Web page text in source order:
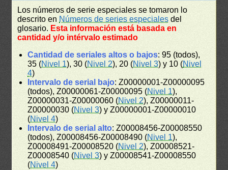
Los números de serie especiales se tomaron lo
descrito en Números de series especiales del
glosario. Esta información está basada en
cantidad y/o intérvalo estimado
Cantidad de seriales altos o bajos: 95 (todos),
35 (Nivel 1), 30 (Nivel 2), 20 (Nivel 3) y 10 (Nivel
4)
Intervalo de serial bajo: Z00000001-Z00000095
(todos), Z00000061-Z00000095 (Nivel 1),
Z00000031-Z00000060 (Nivel 2), Z00000011-
Z00000030 (Nivel 3) y Z00000001-Z00000010
(Nivel 4)
Intervalo de serial alto: Z00008456-Z00008550
(todos), Z00008456-Z00008490 (Nivel 1),
Z00008491-Z00008520 (Nivel 2), Z00008521-
Z00008540 (Nivel 3) y Z00008541-Z00008550
(Nivel 4)